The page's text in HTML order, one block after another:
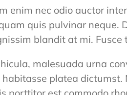
enim nec odio auctor
quis pulvinar neque.
blandit at mi.
malesuada urna
platea